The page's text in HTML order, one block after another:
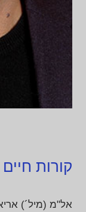
קורות חיים
אל"מ (מיל´)